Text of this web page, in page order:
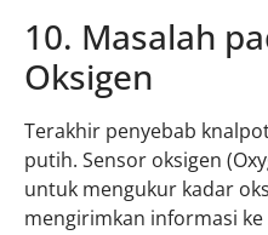
10. Masalah
Oksigen
Terakhir penyebab
putih. Sensor oksigen
untuk mengukur kadar
mengirimkan informasi